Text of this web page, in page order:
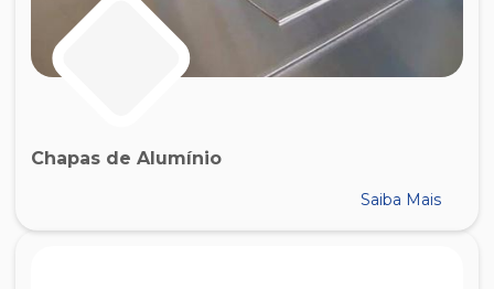
Chapas de Alumínio
Saiba Mais